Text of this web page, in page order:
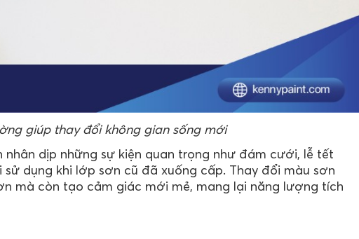
giúp thay đổi không gian sống mới
dịp những sự kiện quan trọng như đám cưới, lễ tết
dụng khi lớp sơn cũ đã xuống cấp. Thay đổi màu sơn
mà còn tạo cảm giác mới mẻ, mang lại năng lượng tích